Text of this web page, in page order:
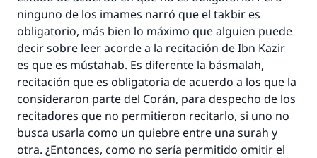
ninguno de los imames narró que el takbir es
obligatorio, más bien lo máximo que alguien puede
decir sobre leer acorde a la recitación de Ibn Kazir
es que es mústahab. Es diferente la básmalah,
recitación que es obligatoria de acuerdo a los que la
consideraron parte del Corán, para despecho de los
recitadores que no permitieron recitarlo, si uno no
busca usarla como un quiebre entre una surah y
otra. ¿Entonces, como no sería permitido omitir el